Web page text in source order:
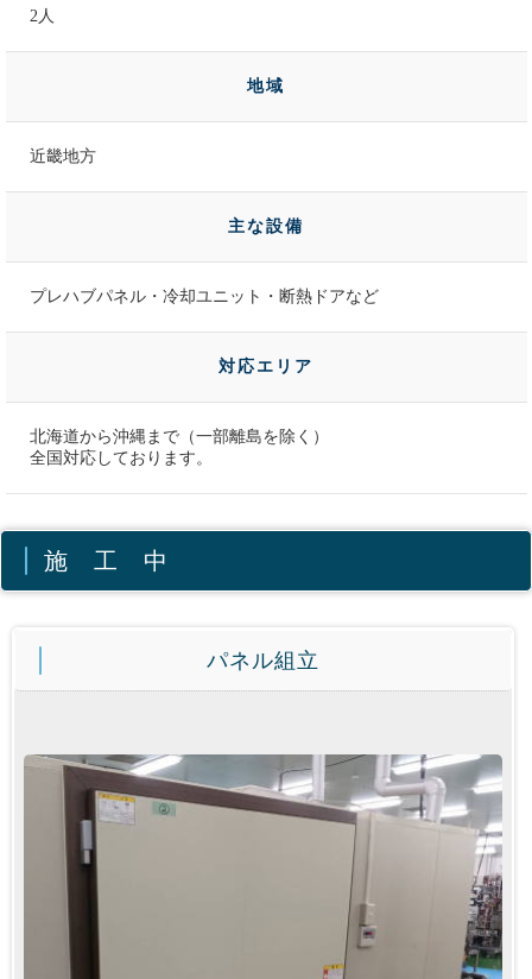
2人
地域
近畿地方
主な設備
プレハブパネル・冷却ユニット・断熱ドアなど
対応エリア
北海道から沖縄まで（一部離島を除く）
全国対応しております。
施 工 中
パネル組立